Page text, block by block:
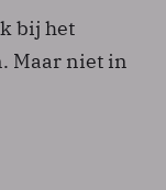
bij het
Maar niet in